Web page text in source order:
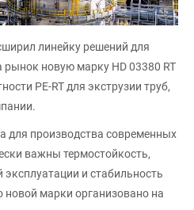
линейку решений для
рынок новую марку HD 03380 RT
PE-RT для экструзии труб,
для производства современных
важны термостойкость,
и стабильность
новой марки организовано на